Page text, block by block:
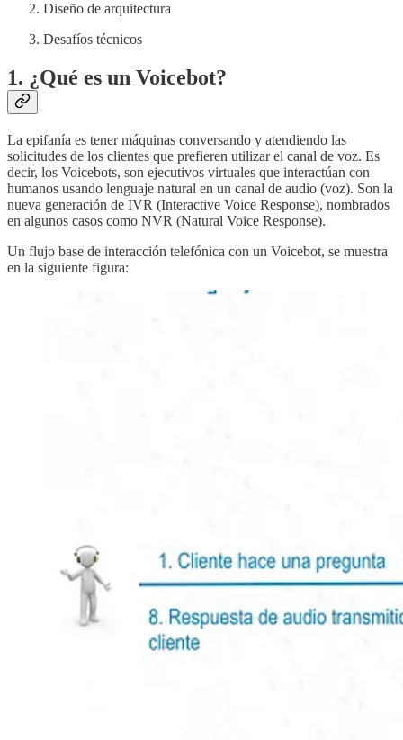
Diseño de arquitectura
Desafíos técnicos
1. ¿Qué es un Voicebot?
La epifanía es tener máquinas conversando y atendiendo las
solicitudes de los clientes que prefieren utilizar el canal de voz. Es
decir, los Voicebots, son ejecutivos virtuales que interactúan con
humanos usando lenguaje natural en un canal de audio (voz). Son la
nueva generación de IVR (Interactive Voice Response), nombrados
en algunos casos como NVR (Natural Voice Response).
Un flujo base de interacción telefónica con un Voicebot, se muestra
en la siguiente figura: